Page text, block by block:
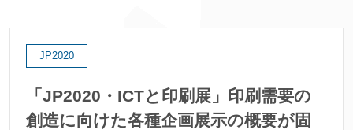
JP2020
「JP2020・ICTと印刷展」印刷需要の
創造に向けた各種企画展示の概要が固